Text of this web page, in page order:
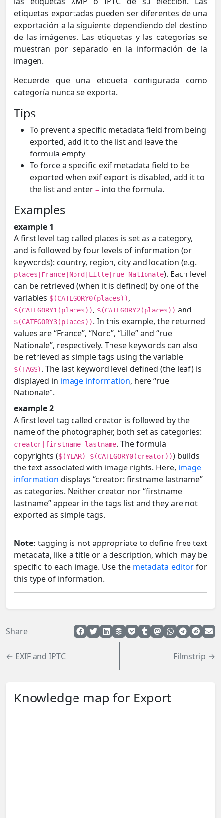
etiquetas exportadas pueden ser diferentes de una
exportación a la siguiente dependiendo del destino
de las imágenes. Las etiquetas y las categorías se
muestran por separado en la información de la
imagen.
Recuerde que una etiqueta configurada como
categoría nunca se exporta.
Tips
To prevent a specific metadata field from being
exported, add it to the list and leave the
formula empty.
To force a specific exif metadata field to be
exported when exif export is disabled, add it to
the list and enter = into the formula.
Examples
example 1
A first level tag called places is set as a category,
and is followed by four levels of information (or
keywords): country, region, city and location (e.g.
places|France|Nord|Lille|rue Nationale). Each level
can be retrieved (when it is defined) by one of the
variables $(CATEGORY0(places)),
$(CATEGORY1(places)), $(CATEGORY2(places)) and
$(CATEGORY3(places)). In this example, the returned
values are “France”, “Nord”, “Lille” and “rue
Nationale”, respectively. These keywords can also
be retrieved as simple tags using the variable
$(TAGS). The last keyword level defined (the leaf) is
displayed in image information, here “rue
Nationale”.
example 2
A first level tag called creator is followed by the
name of the photographer, both set as categories:
creator|firstname lastname. The formula
copyrights ($(YEAR) $(CATEGORY0(creator))) builds
the text associated with image rights. Here, image
information displays “creator: firstname lastname”
as categories. Neither creator nor “firstname
lastname” appear in the tags list and they are not
exported as simple tags.
Note: tagging is not appropriate to define free text
metadata, like a title or a description, which may be
specific to each image. Use the metadata editorfor
this type of information.
Share
← EXIF and IPTC Filmstrip →
Knowledge map for Export